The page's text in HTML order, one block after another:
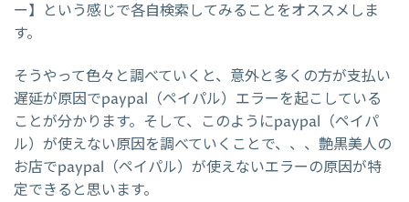
ー】という感じで各自検索してみることをオススメしま
す。
そうやって色々と調べていくと、意外と多くの方が支払い
遅延が原因でpaypal（ペイパル）エラーを起こしている
ことが分かります。そして、このようにpaypal（ペイパ
ル）が使えない原因を調べていくことで、、、艶黒美人の
お店でpaypal（ペイパル）が使えないエラーの原因が特
定できると思います。